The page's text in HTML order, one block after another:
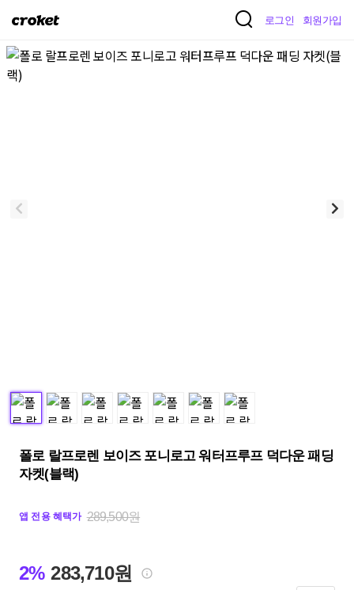
크
켓
로그인 회원가입
폴로 랄프로렌 보이즈 포니로고 워터프루프 덕다운 패딩
자켓(블랙)
앱 전용 혜택가 289,500원
2% 283,710원